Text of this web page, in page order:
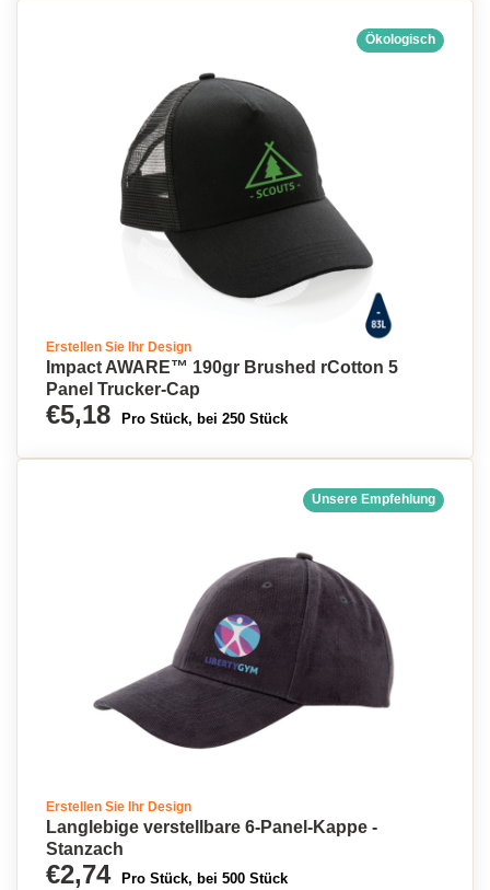
Ökologisch
Erstellen Sie Ihr Design
Impact AWARE™ 190gr Brushed rCotton 5
Panel Trucker-Cap
€5,18 Pro Stück, bei 250 Stück
Unsere Empfehlung
Erstellen Sie Ihr Design
Langlebige verstellbare 6-Panel-Kappe -
Stanzach
€2,74 Pro Stück, bei 500 Stück